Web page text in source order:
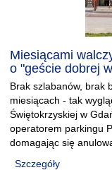
Miesiącami
o "geście dobrej
Brak szlabanów, brak
miesiącach - tak
Świętokrzyskiej w
operatorem parkingu
domagając się
Szczegóły